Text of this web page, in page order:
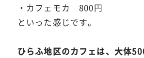
・カフェモカ 800円
といった感じです。
ひらふ地区のカフェは、大体